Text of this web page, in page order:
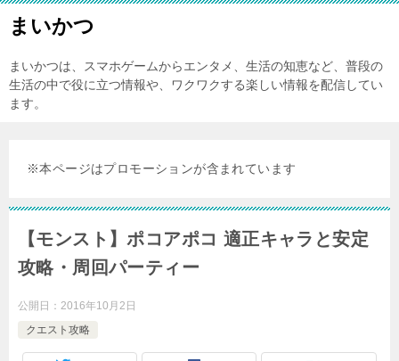
まいかつ
まいかつは、スマホゲームからエンタメ、生活の知恵など、普段の
生活の中で役に立つ情報や、ワクワクする楽しい情報を配信してい
ます。
※本ページはプロモーションが含まれています
【モンスト】ポコアポコ 適正キャラと安定
攻略・周回パーティー
公開日： 2016年10月2日
クエスト攻略